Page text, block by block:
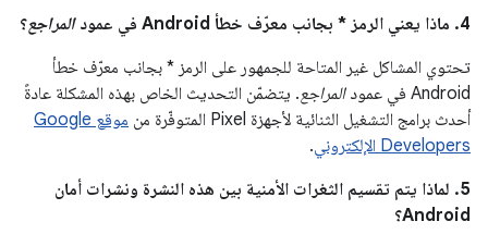
4. ماذا يعني الرمز * بجانب معرّف خطأ Android في عمود المراجع؟
تحتوي المشاكل غير المتاحة للجمهور على الرمز * بجانب معرّف خطأ
Android في عمود
المراجع. يتضمّن التحديث الخاص بهذه المشكلة عادةً
أحدث برامج التشغيل الثنائية لأجهزة Pixel المتوفّرة من
موقع Google
Developers الإلكتروني
.
5. لماذا يتم تقسيم الثغرات الأمنية بين هذه النشرة ونشرات أمان
Android؟